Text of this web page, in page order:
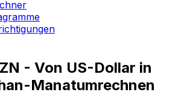
- Von US-Dollar in
Manatumrechnen